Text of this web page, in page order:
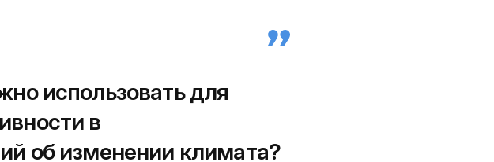
использовать для
в
об изменении климата?